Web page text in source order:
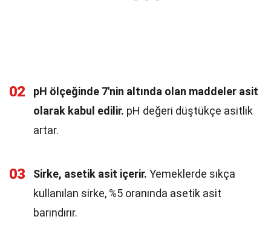
02
pH ölçeğinde 7'nin altında olan maddeler asit
olarak kabul edilir. pH değeri düştükçe asitlik
artar.
03 Sirke, asetik asit içerir. Yemeklerde sıkça
kullanılan sirke, %5 oranında asetik asit
barındırır.